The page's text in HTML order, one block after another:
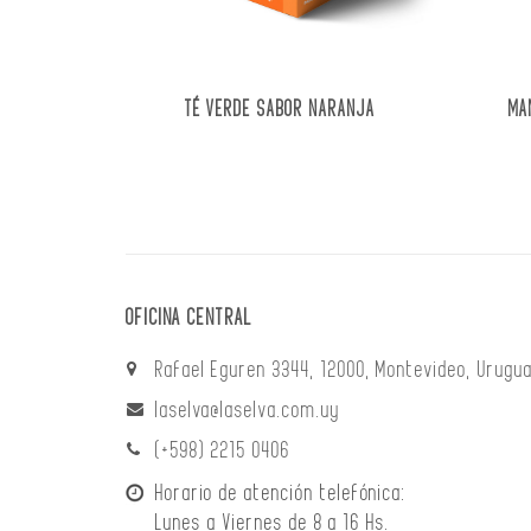
TÉ VERDE SABOR NARANJA
OFICINA CENTRAL
Rafael Eguren 3344, 12000, Montevideo,
laselva@laselva.com.uy
(+598) 2215 0406
Horario de atención telefónica:
Lunes a Viernes de 8 a 16 Hs.